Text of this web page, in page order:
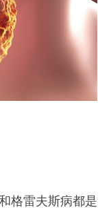
格雷夫斯病都是